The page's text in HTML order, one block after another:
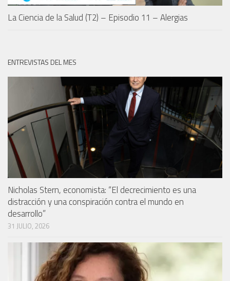
La Ciencia de la Salud (T2) – Episodio 11 – Alergias
ENTREVISTAS DEL MES
Nicholas Stern, economista: “El decrecimiento es una
distracción y una conspiración contra el mundo en
desarrollo”
31 JULIO, 2026